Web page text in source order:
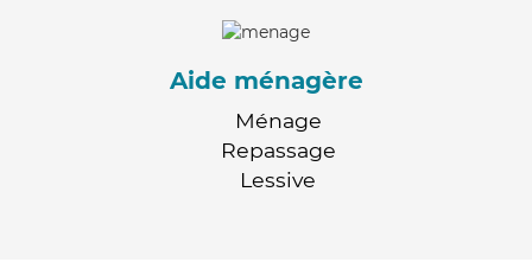
Aide ménagère
Ménage
Repassage
Lessive